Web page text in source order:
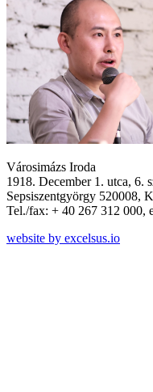
Városimázs Iroda
1918. December 1. utca, 6.
Sepsiszentgyörgy 520008,
Tel./fax: + 40 267 312 000,
website by excelsus.io